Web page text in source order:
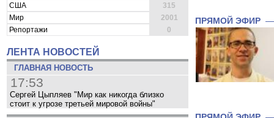
США
315
Мир
2001
Репортажи
0
ЛЕНТА НОВОСТЕЙ
ГЛАВНАЯ НОВОСТЬ
17:53
Сергей Цыпляев "Мир как никогда близко
стоит к угрозе третьей мировой войны"
ПРЯМОЙ ЭФИР